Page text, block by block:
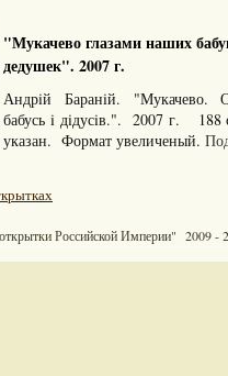
"Мукачево глазами наших
дедушек". 2007 г.
Андрiй Баранiй. "Мукачево.
бабусь i дiдусiв.". 2007 г. 188
указан. Формат увеличеный.
Российской Империи" 2009 -